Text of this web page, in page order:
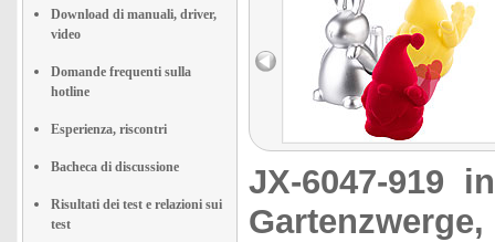
Download di manuali, driver,
video
Domande frequenti sulla
hotline
Esperienza, riscontri
Bacheca di discussione
Risultati dei test e relazioni sui
test
JX-6047-919